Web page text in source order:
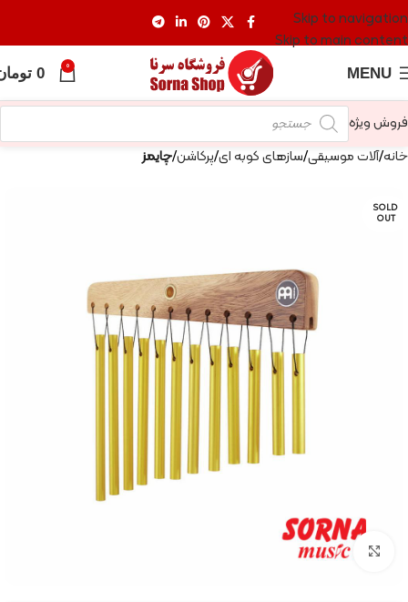
Skip to navigation
Skip to main content
MENU
0
0
فروش ویژه
خانه آلات موسیقی سازهای کوبه ای پرکاشن چایمز
SOLD
OUT
Click to enlarge